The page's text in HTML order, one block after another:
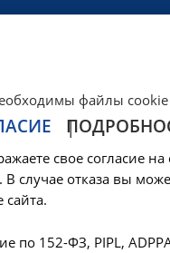
в
— Анализы мочи —
файлы cookie
свое согласие
случае отказа вы
сайта.
по 152-ФЗ, PIPL,